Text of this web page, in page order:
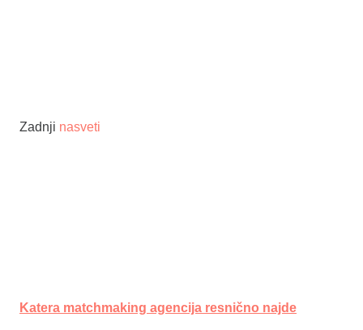
Zadnji nasveti
Katera matchmaking agencija resnično najde